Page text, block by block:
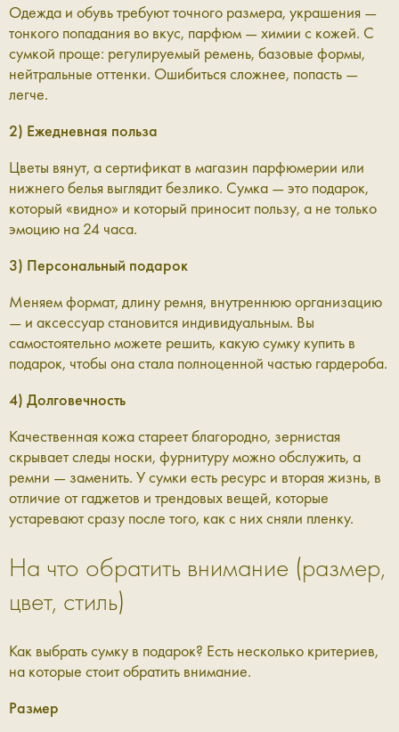
Одежда и обувь требуют точного размера, украшения —
тонкого попадания во вкус, парфюм — химии с кожей. С
сумкой проще: регулируемый ремень, базовые формы,
нейтральные оттенки. Ошибиться сложнее, попасть —
легче.
2) Ежедневная польза
Цветы вянут, а сертификат в магазин парфюмерии или
нижнего белья выглядит безлико. Сумка — это подарок,
который «видно» и который приносит пользу, а не только
эмоцию на 24 часа.
3) Персональный подарок
Меняем формат, длину ремня, внутреннюю организацию
— и аксессуар становится индивидуальным. Вы
самостоятельно можете решить, какую сумку купить в
подарок, чтобы она стала полноценной частью гардероба.
4) Долговечность
Качественная кожа стареет благородно, зернистая
скрывает следы носки, фурнитуру можно обслужить, а
ремни — заменить. У сумки есть ресурс и вторая жизнь, в
отличие от гаджетов и трендовых вещей, которые
устаревают сразу после того, как с них сняли пленку.
На что обратить внимание (размер,
цвет, стиль)
Как выбрать сумку в подарок? Есть несколько критериев,
на которые стоит обратить внимание.
Размер